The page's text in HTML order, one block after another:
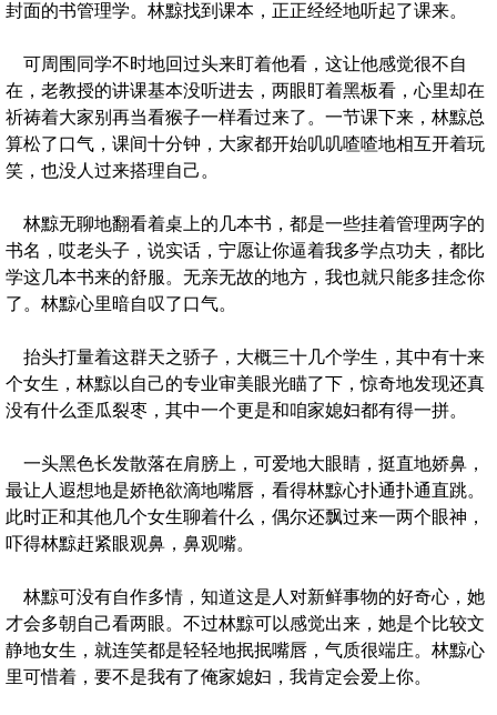
封面的书管理学。林黥找到课本，正正经经地听起了课来。
可周围同学不时地回过头来盯着他看，这让他感觉很不自
在，老教授的讲课基本没听进去，两眼盯着黑板看，心里却在
祈祷着大家别再当看猴子一样看过来了。一节课下来，林黥总
算松了口气，课间十分钟，大家都开始叽叽喳喳地相互开着玩
笑，也没人过来搭理自己。
林黥无聊地翻看着桌上的几本书，都是一些挂着管理两字的
书名，哎老头子，说实话，宁愿让你逼着我多学点功夫，都比
学这几本书来的舒服。无亲无故的地方，我也就只能多挂念你
了。林黥心里暗自叹了口气。
抬头打量着这群天之骄子，大概三十几个学生，其中有十来
个女生，林黥以自己的专业审美眼光瞄了下，惊奇地发现还真
没有什么歪瓜裂枣，其中一个更是和咱家媳妇都有得一拼。
一头黑色长发散落在肩膀上，可爱地大眼睛，挺直地娇鼻，
最让人遐想地是娇艳欲滴地嘴唇，看得林黥心扑通扑通直跳。
此时正和其他几个女生聊着什么，偶尔还飘过来一两个眼神，
吓得林黥赶紧眼观鼻，鼻观嘴。
林黥可没有自作多情，知道这是人对新鲜事物的好奇心，她
才会多朝自己看两眼。不过林黥可以感觉出来，她是个比较文
静地女生，就连笑都是轻轻地抿抿嘴唇，气质很端庄。林黥心
里可惜着，要不是我有了俺家媳妇，我肯定会爱上你。